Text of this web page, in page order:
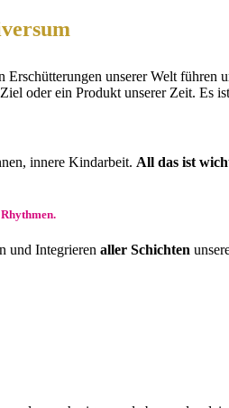
Erschütterungen unserer Welt führen
oder ein Produkt unserer Zeit. Es
innere Kindarbeit. All das ist
und Integrieren aller Schichten